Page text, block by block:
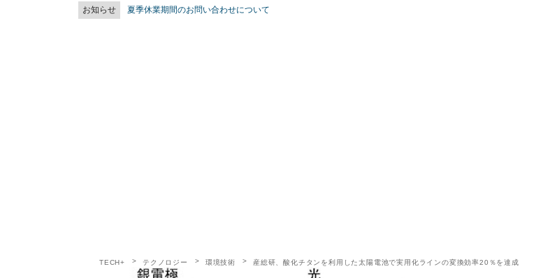
お知らせ 夏季休業期間のお問い合わせについて
TECH+ テクノロジー 環境技術 産総研、酸化チタンを利用した太陽電池で実用化ラインの変換効率20％を達成